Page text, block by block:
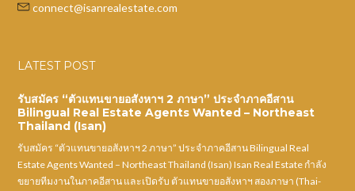
connect@isanrealestate.com
LATEST POST
รับสมัคร “ตัวแทนขายอสังหาฯ 2 ภาษา” ประจำภาคอีสาน
Bilingual Real Estate Agents Wanted – Northeast
Thailand (Isan)
รับสมัคร “ตัวแทนขายอสังหาฯ 2 ภาษา” ประจำภาคอีสาน Bilingual Real
Estate Agents Wanted – Northeast Thailand (Isan) Isan Real Estate กำลัง
ขยายทีมงานในภาคอีสาน และเปิดรับ ตัวแทนขายอสังหาฯ สองภาษา (Thai-